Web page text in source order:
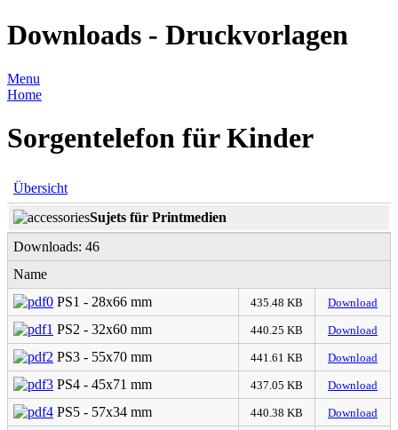
Downloads - Druckvorlagen
Menu
Home
Sorgentelefon für Kinder
Übersicht
Sujets für Printmedien
Downloads: 46
Name
PS1 - 28x66 mm
435.48 KB Download
PS2 - 32x60 mm 440.25 KB Download
PS3 - 55x70 mm 441.61 KB Download
PS4 - 45x71 mm 437.05 KB Download
PS5 - 57x34 mm 440.38 KB Download